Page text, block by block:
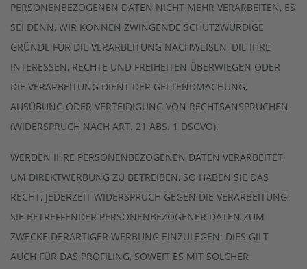
PERSONENBEZOGENEN DATEN NICHT MEHR VERARBEITEN, ES
SEI DENN, WIR KÖNNEN ZWINGENDE SCHUTZWÜRDIGE
GRÜNDE FÜR DIE VERARBEITUNG NACHWEISEN, DIE IHRE
INTERESSEN, RECHTE UND FREIHEITEN ÜBERWIEGEN ODER
DIE VERARBEITUNG DIENT DER GELTENDMACHUNG,
AUSÜBUNG ODER VERTEIDIGUNG VON RECHTSANSPRÜCHEN
(WIDERSPRUCH NACH ART. 21 ABS. 1 DSGVO).
WERDEN IHRE PERSONENBEZOGENEN DATEN VERARBEITET,
UM DIREKTWERBUNG ZU BETREIBEN, SO HABEN SIE DAS
RECHT, JEDERZEIT WIDERSPRUCH GEGEN DIE VERARBEITUNG
SIE BETREFFENDER PERSONENBEZOGENER DATEN ZUM
ZWECKE DERARTIGER WERBUNG EINZULEGEN; DIES GILT
AUCH FÜR DAS PROFILING, SOWEIT ES MIT SOLCHER